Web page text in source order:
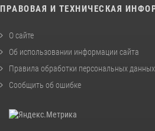
ПРАВОВАЯ И ТЕХНИЧЕСКАЯ
О сайте
Об использовании информации сайта
Правила обработки персональных данных
Сообщить об ошибке